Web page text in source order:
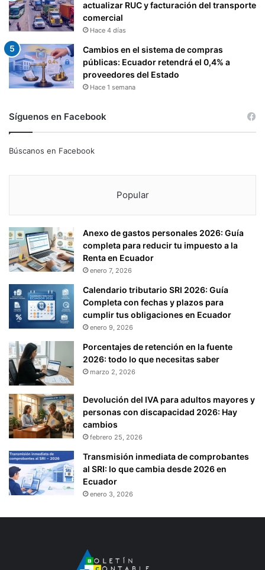
actualizar RUC y facturación del transporte
comercial
Hace 4 días
Cambios en el sistema de compras
públicas: Ecuador retendrá el 0,4% a
proveedores del Estado
Hace 1 semana
Síguenos en Facebook
Búscanos en Facebook
Popular
Anexo de gastos personales 2026: Guía
completa para reducir tu impuesto a la
Renta en Ecuador
enero 7, 2026
Calendario tributario SRI 2026: Guía
Completa con fechas y plazos para
cumplir tus obligaciones en Ecuador
enero 9, 2026
Porcentajes de retención en la fuente
2026: todo lo que necesitas saber
marzo 2, 2026
Devolución del IVA para adultos mayores y
personas con discapacidad 2026: Hay
cambios
febrero 25, 2026
Transmisión inmediata de comprobantes
al SRI: lo que cambia desde 2026 en
Ecuador
enero 3, 2026